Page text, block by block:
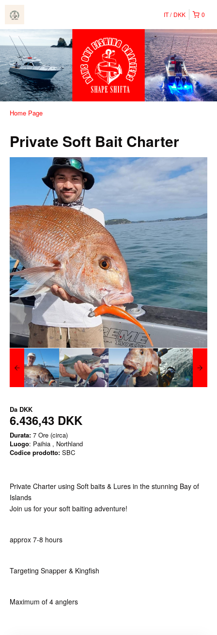
0
IT DKK
Home Page
Private Soft Bait Charter
Da DKK
6.436,43 DKK
Durata: 7 Ore (circa)
Luogo: Paihia , Northland
Codice prodotto: SBC
Private Charter using Soft baits & Lures in the stunning Bay of
Islands
Join us for your soft baiting adventure!
approx 7-8 hours
Targeting Snapper & Kingfish
Maximum of 4 anglers